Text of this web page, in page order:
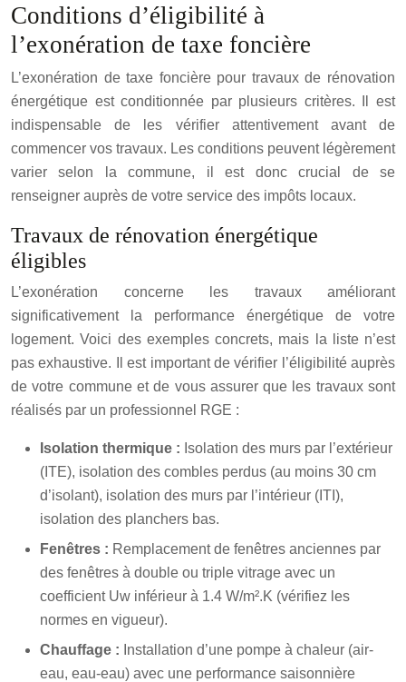
Conditions d’éligibilité à
l’exonération de taxe foncière
L’exonération de taxe foncière pour travaux de rénovation
énergétique est conditionnée par plusieurs critères. Il est
indispensable de les vérifier attentivement avant de
commencer vos travaux. Les conditions peuvent légèrement
varier selon la commune, il est donc crucial de se
renseigner auprès de votre service des impôts locaux.
Travaux de rénovation énergétique
éligibles
L’exonération concerne les travaux améliorant
significativement la performance énergétique de votre
logement. Voici des exemples concrets, mais la liste n’est
pas exhaustive. Il est important de vérifier l’éligibilité auprès
de votre commune et de vous assurer que les travaux sont
réalisés par un professionnel RGE :
Isolation thermique : Isolation des murs par l’extérieur
(ITE), isolation des combles perdus (au moins 30 cm
d’isolant), isolation des murs par l’intérieur (ITI),
isolation des planchers bas.
Fenêtres : Remplacement de fenêtres anciennes par
des fenêtres à double ou triple vitrage avec un
coefficient Uw inférieur à 1.4 W/m².K (vérifiez les
normes en vigueur).
Chauffage : Installation d’une pompe à chaleur (air-
eau, eau-eau) avec une performance saisonnière